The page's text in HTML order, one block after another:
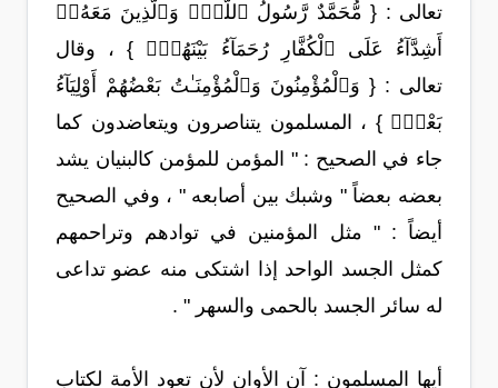
تعالى : { مُّحَمَّدٌ رَّسُولُ ٱللَّهِۚ وَٱلَّذِينَ مَعَهُۥۤ
أَشِدَّآءُ عَلَى ٱلْكُفَّارِ رُحَمَآءُ بَيْنَهُمْۖ } ، وقال
تعالى : { وَٱلْمُؤْمِنُونَ وَٱلْمُؤْمِنَـٰتُ بَعْضُهُمْ أَوْلِيَآءُ
بَعْضٍۚ } ، المسلمون يتناصرون ويتعاضدون كما
جاء في الصحيح : " المؤمن للمؤمن كالبنيان يشد
بعضه بعضاً " وشبك بين أصابعه " ، وفي الصحيح
أيضاً : " مثل المؤمنين في توادهم وتراحمهم
كمثل الجسد الواحد إذا اشتكى منه عضو تداعى
له سائر الجسد بالحمى والسهر " .
أيها المسلمون : آن الأوان لأن تعود الأمة لكتاب